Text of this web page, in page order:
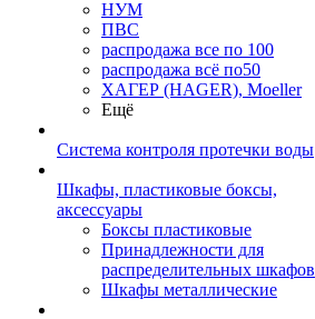
НУМ
ПВС
распродажа все по 100
распродажа всё по50
ХАГЕР (HAGER), Moeller
Ещё
Система контроля протечки воды
Шкафы, пластиковые боксы,
аксессуары
Боксы пластиковые
Принадлежности для
распределительных шкафов
Шкафы металлические